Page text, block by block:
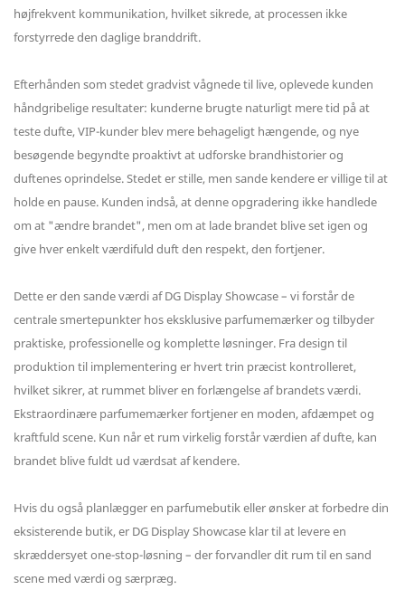
højfrekvent kommunikation, hvilket sikrede, at processen ikke
forstyrrede den daglige branddrift.
Efterhånden som stedet gradvist vågnede til live, oplevede kunden
håndgribelige resultater: kunderne brugte naturligt mere tid på at
teste dufte, VIP-kunder blev mere behageligt hængende, og nye
besøgende begyndte proaktivt at udforske brandhistorier og
duftenes oprindelse. Stedet er stille, men sande kendere er villige til at
holde en pause. Kunden indså, at denne opgradering ikke handlede
om at "ændre brandet", men om at lade brandet blive set igen og
give hver enkelt værdifuld duft den respekt, den fortjener.
Dette er den sande værdi af DG Display Showcase – vi forstår de
centrale smertepunkter hos eksklusive parfumemærker og tilbyder
praktiske, professionelle og komplette løsninger. Fra design til
produktion til implementering er hvert trin præcist kontrolleret,
hvilket sikrer, at rummet bliver en forlængelse af brandets værdi.
Ekstraordinære parfumemærker fortjener en moden, afdæmpet og
kraftfuld scene. Kun når et rum virkelig forstår værdien af ​​dufte, kan
brandet blive fuldt ud værdsat af kendere.
Hvis du også planlægger en parfumebutik eller ønsker at forbedre din
eksisterende butik, er DG Display Showcase klar til at levere en
skræddersyet one-stop-løsning – der forvandler dit rum til en sand
scene med værdi og særpræg.